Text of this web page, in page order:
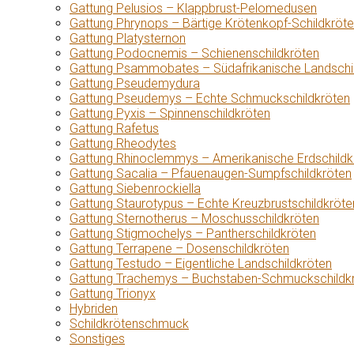
Gattung Pelusios – Klappbrust-Pelomedusen
Gattung Phrynops – Bärtige Krötenkopf-
Gattung Platysternon
Gattung Podocnemis – Schienenschildkröten
Gattung Psammobates – Südafrikanische
Gattung Pseudemydura
Gattung Pseudemys – Echte Schmuckschildkröten
Gattung Pyxis – Spinnenschildkröten
Gattung Rafetus
Gattung Rheodytes
Gattung Rhinoclemmys – Amerikanische
Gattung Sacalia – Pfauenaugen-Sumpfschildkröten
Gattung Siebenrockiella
Gattung Staurotypus – Echte
Gattung Sternotherus – Moschusschildkröten
Gattung Stigmochelys – Pantherschildkröten
Gattung Terrapene – Dosenschildkröten
Gattung Testudo – Eigentliche Landschildkröten
Gattung Trachemys – Buchstaben-
Gattung Trionyx
Hybriden
Schildkrötenschmuck
Sonstiges